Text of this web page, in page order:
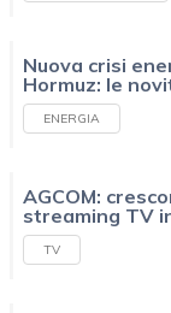
Nuova crisi
Hormuz: le
ENERGIA
AGCOM:
streaming TV
TV